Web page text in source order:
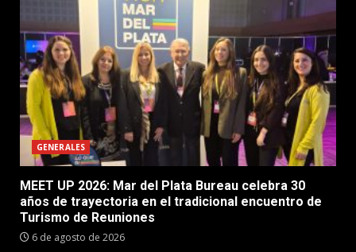
GENERALES
MEET UP 2026: Mar del Plata Bureau celebra 30
años de trayectoria en el tradicional encuentro de
Turismo de Reuniones
6 de agosto de 2026